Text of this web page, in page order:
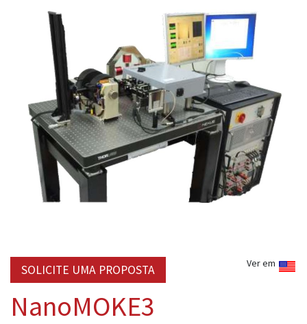
Ver em
SOLICITE UMA PROPOSTA
NanoMOKE3